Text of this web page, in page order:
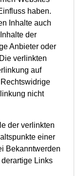
haben.
Inhalte auch
der
Anbieter oder
verlinkten
auf
nicht
der verlinkten
einer
Bekanntwerden
Links